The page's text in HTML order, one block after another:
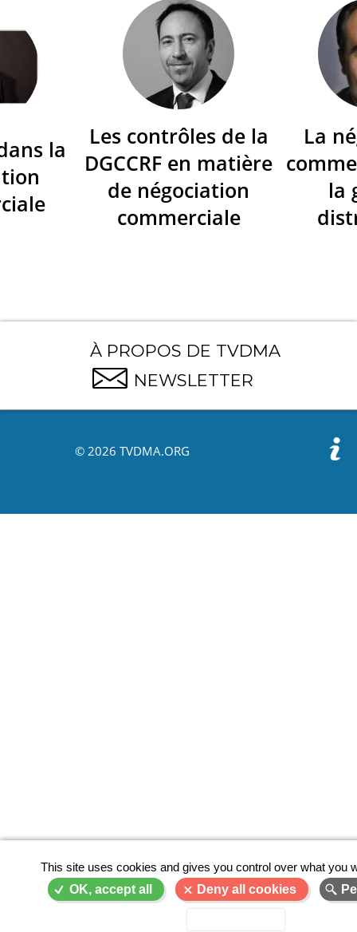
la
Les contrôles de la
DGCCRF en matière
de négociation
commerciale
La
la
À PROPOS DE TVDMA
NEWSLETTER
© 2026 TVDMA.ORG
This site uses cookies and gives you control over what you
OK, accept all
Deny all cookies